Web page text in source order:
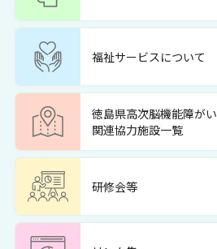
福祉サービスについて
徳島県高次脳機能障がい
関連協力施設一覧
研修会等